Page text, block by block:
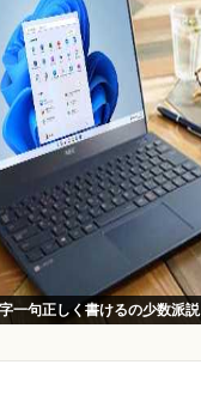
一句正しく書けるの少数派説